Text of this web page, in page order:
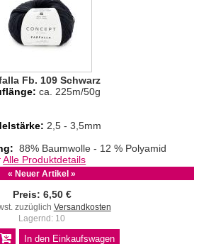
Fb. 109 Schwarz
ca. 225m/50g
2,5 - 3,5mm
88% Baumwolle - 12 % Polyamid
Alle Produktdetails
« Neuer Artikel »
Preis: 6,50 €
zuzüglich Versandkosten
Lagernd: 10